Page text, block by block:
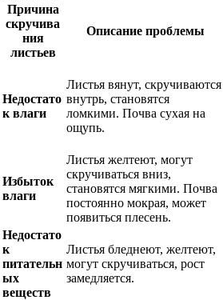
Причина
скручива
ния
листьев
Описание проблемы
Недостато
к влаги
Листья вянут, скручиваются
внутрь, становятся
ломкими. Почва сухая на
ощупь.
Избыток
влаги
Листья желтеют, могут
скручиваться вниз,
становятся мягкими. Почва
постоянно мокрая, может
появиться плесень.
Недостато
к
питательн
ых
веществ
Листья бледнеют, желтеют,
могут скручиваться, рост
замедляется.